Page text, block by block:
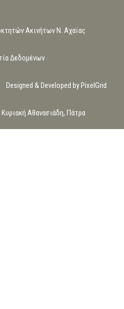
Ακινήτων Ν. Αχαϊας
Δεδομένων
Designed & Developed by PixelGrid
Αθανασιάδη, Πάτρα